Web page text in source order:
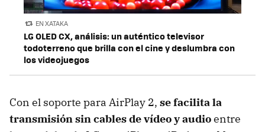
EN XATAKA
LG OLED CX, análisis: un auténtico televisor
todoterreno que brilla con el cine y deslumbra con
los videojuegos
Con el soporte para AirPlay 2, se facilita la
transmisión sin cables de vídeo y audioentre